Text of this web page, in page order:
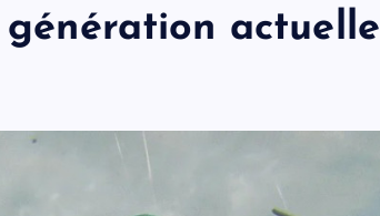
génération actuelle